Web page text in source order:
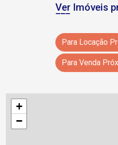
Ver Imóveis
+
−